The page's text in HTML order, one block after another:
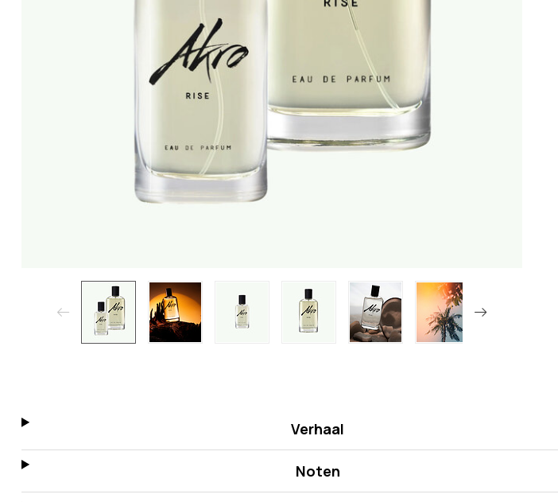
Verhaal
Noten